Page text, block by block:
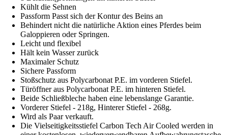
Kühlt die Sehnen
Passform Passt sich der Kontur des Beins an
Behindert nicht die natürliche Aktion eines Pferdes beim
Galoppieren oder Springen.
Leicht und flexibel
Hält kein Wasser zurück
Maximaler Schutz
Sichere Passform
Stoßschutz aus Polycarbonat P.E. im vorderen Stiefel.
Türöffner aus Polycarbonat P.E. im hinteren Stiefel.
Beide Schließbleche haben eine lebenslange Garantie.
Vorderer Stiefel - 218g, Hinterer Stiefel - 268g.
Wird als Paar verkauft.
Die Vielseitigkeitsstiefel Carbon Tech Air Cooled werden in